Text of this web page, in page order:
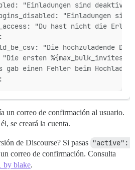
"Einladungen sind
"Einladungen
"Du hast nicht die
"Die hochzuladende
"Die ersten %{max_bulk_invites}
gab einen Fehler beim
un correo de confirmación al usuario.
se creará la cuenta.
de Discourse? Si pasas "active":
correo de confirmación. Consulta
by blake.